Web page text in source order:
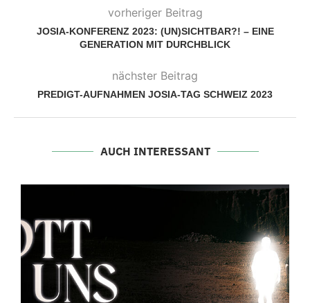
vorheriger Beitrag
JOSIA-KONFERENZ 2023: (UN)SICHTBAR?! – EINE
GENERATION MIT DURCHBLICK
nächster Beitrag
PREDIGT-AUFNAHMEN JOSIA-TAG SCHWEIZ 2023
AUCH INTERESSANT